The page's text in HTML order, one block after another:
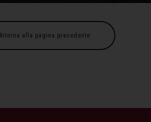
Ritorna alla pagina precedente